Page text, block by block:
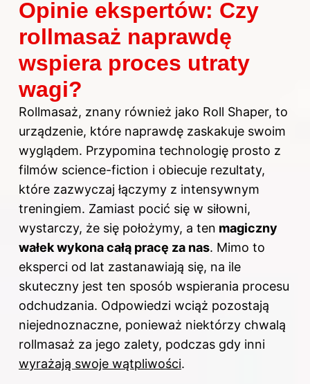
Opinie ekspertów: Czy
rollmasaż naprawdę
wspiera proces utraty
wagi?
Rollmasaż, znany również jako Roll Shaper, to
urządzenie, które naprawdę zaskakuje swoim
wyglądem. Przypomina technologię prosto z
filmów science-fiction i obiecuje rezultaty,
które zazwyczaj łączymy z intensywnym
treningiem. Zamiast pocić się w siłowni,
wystarczy, że się położymy, a ten magiczny
wałek wykona całą pracę za nas. Mimo to
eksperci od lat zastanawiają się, na ile
skuteczny jest ten sposób wspierania procesu
odchudzania. Odpowiedzi wciąż pozostają
niejednoznaczne, ponieważ niektórzy chwalą
rollmasaż za jego zalety, podczas gdy inni
wyrażają swoje wątpliwości.